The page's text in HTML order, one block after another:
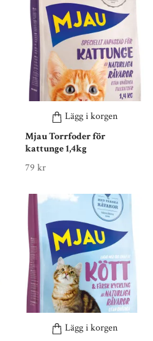
Lägg i korgen
Mjau Torrfoder för
kattunge 1,4kg
79 kr
Lägg i korgen